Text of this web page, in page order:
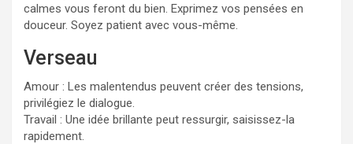
calmes vous feront du bien. Exprimez vos pensées en
douceur. Soyez patient avec vous-même.
Verseau
Amour : Les malentendus peuvent créer des tensions,
privilégiez le dialogue.
Travail : Une idée brillante peut ressurgir, saisissez-la
rapidement.